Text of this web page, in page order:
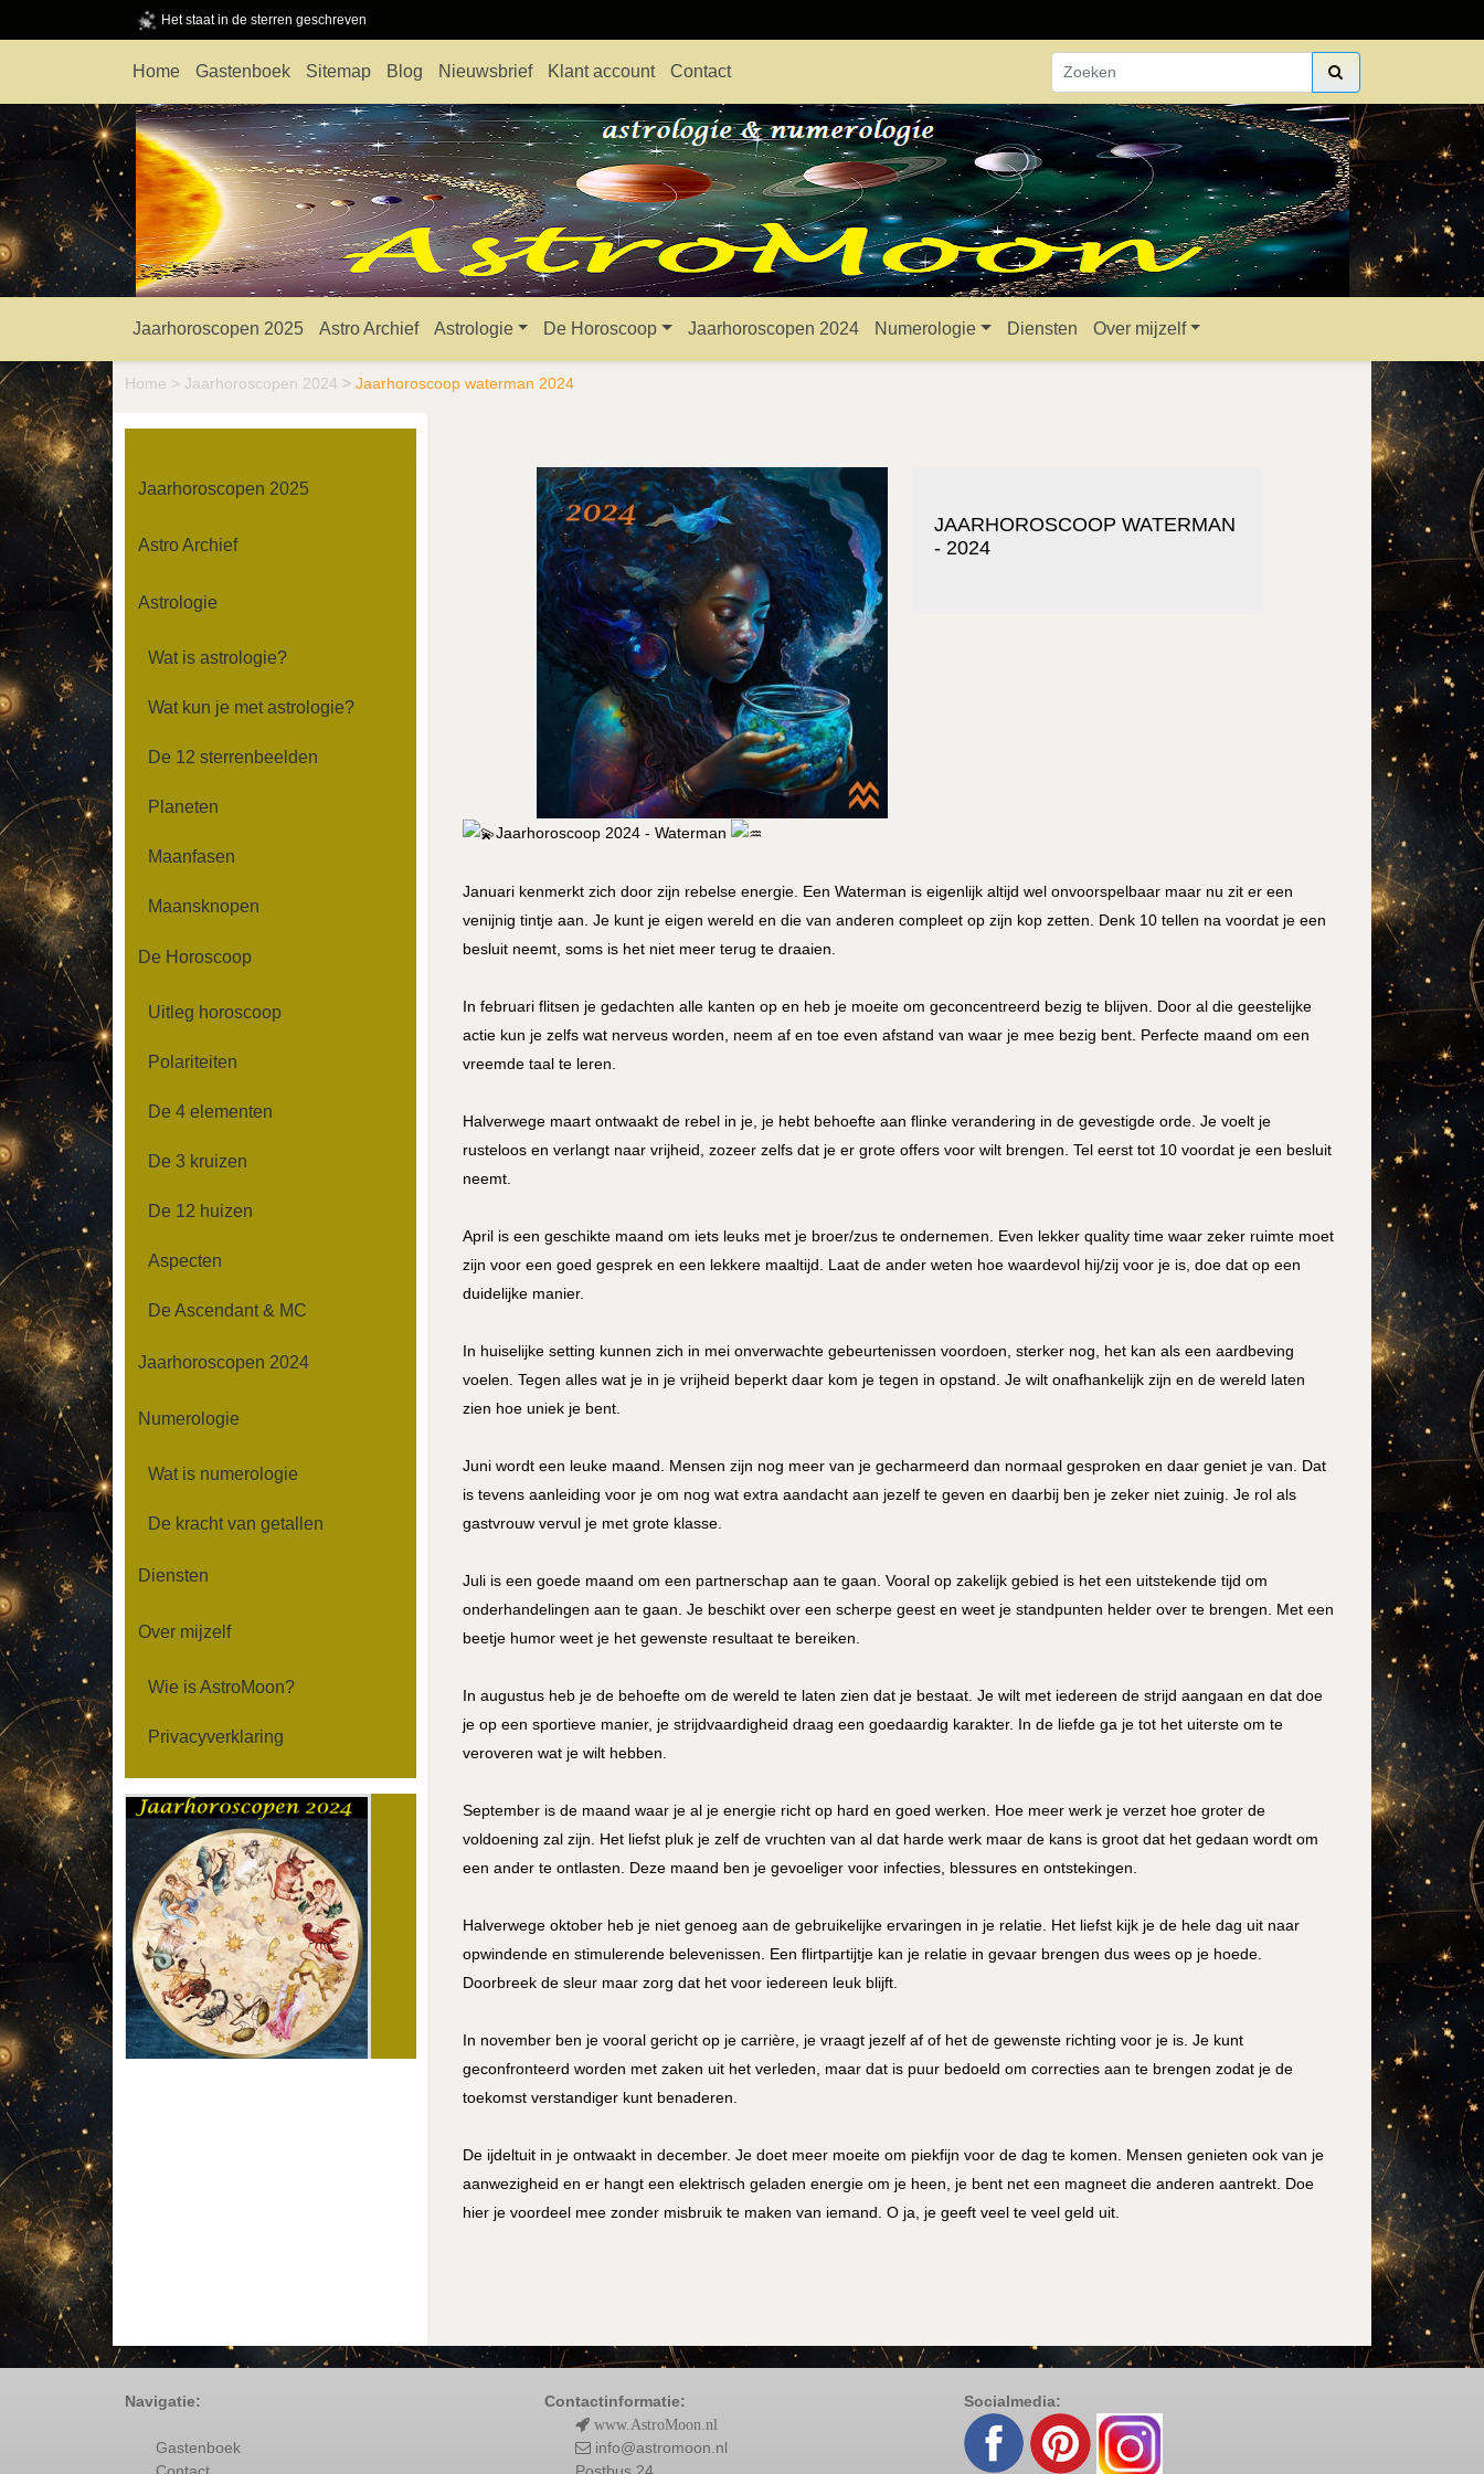
Het staat in de sterren geschreven
Home Gastenboek Sitemap Blog Nieuwsbrief Klant account Contact
Jaarhoroscopen 2025 Astro Archief Astrologie De Horoscoop Jaarhoroscopen 2024 Numerologie Diensten Over mijzelf
Home > Jaarhoroscopen 2024 > Jaarhoroscoop waterman 2024
Jaarhoroscopen 2025
Astro Archief
Astrologie
Wat is astrologie?
Wat kun je met astrologie?
De 12 sterrenbeelden
Planeten
Maanfasen
Maansknopen
De Horoscoop
Uitleg horoscoop
Polariteiten
De 4 elementen
De 3 kruizen
De 12 huizen
Aspecten
De Ascendant & MC
Jaarhoroscopen 2024
Numerologie
Wat is numerologie
De kracht van getallen
Diensten
Over mijzelf
Wie is AstroMoon?
Privacyverklaring
JAARHOROSCOOP WATERMAN
- 2024
Jaarhoroscoop 2024 - Waterman
Januari kenmerkt zich door zijn rebelse energie. Een Waterman is eigenlijk altijd wel onvoorspelbaar maar nu zit er een
venijnig tintje aan. Je kunt je eigen wereld en die van anderen compleet op zijn kop zetten. Denk 10 tellen na voordat je een
besluit neemt, soms is het niet meer terug te draaien.
In februari flitsen je gedachten alle kanten op en heb je moeite om geconcentreerd bezig te blijven. Door al die geestelijke
actie kun je zelfs wat nerveus worden, neem af en toe even afstand van waar je mee bezig bent. Perfecte maand om een
vreemde taal te leren.
Halverwege maart ontwaakt de rebel in je, je hebt behoefte aan flinke verandering in de gevestigde orde. Je voelt je
rusteloos en verlangt naar vrijheid, zozeer zelfs dat je er grote offers voor wilt brengen. Tel eerst tot 10 voordat je een besluit
neemt.
April is een geschikte maand om iets leuks met je broer/zus te ondernemen. Even lekker quality time waar zeker ruimte moet
zijn voor een goed gesprek en een lekkere maaltijd. Laat de ander weten hoe waardevol hij/zij voor je is, doe dat op een
duidelijke manier.
In huiselijke setting kunnen zich in mei onverwachte gebeurtenissen voordoen, sterker nog, het kan als een aardbeving
voelen. Tegen alles wat je in je vrijheid beperkt daar kom je tegen in opstand. Je wilt onafhankelijk zijn en de wereld laten
zien hoe uniek je bent.
Juni wordt een leuke maand. Mensen zijn nog meer van je gecharmeerd dan normaal gesproken en daar geniet je van. Dat
is tevens aanleiding voor je om nog wat extra aandacht aan jezelf te geven en daarbij ben je zeker niet zuinig. Je rol als
gastvrouw vervul je met grote klasse.
Juli is een goede maand om een partnerschap aan te gaan. Vooral op zakelijk gebied is het een uitstekende tijd om
onderhandelingen aan te gaan. Je beschikt over een scherpe geest en weet je standpunten helder over te brengen. Met een
beetje humor weet je het gewenste resultaat te bereiken.
In augustus heb je de behoefte om de wereld te laten zien dat je bestaat. Je wilt met iedereen de strijd aangaan en dat doe
je op een sportieve manier, je strijdvaardigheid draag een goedaardig karakter. In de liefde ga je tot het uiterste om te
veroveren wat je wilt hebben.
September is de maand waar je al je energie richt op hard en goed werken. Hoe meer werk je verzet hoe groter de
voldoening zal zijn. Het liefst pluk je zelf de vruchten van al dat harde werk maar de kans is groot dat het gedaan wordt om
een ander te ontlasten. Deze maand ben je gevoeliger voor infecties, blessures en ontstekingen.
Halverwege oktober heb je niet genoeg aan de gebruikelijke ervaringen in je relatie. Het liefst kijk je de hele dag uit naar
opwindende en stimulerende belevenissen. Een flirtpartijtje kan je relatie in gevaar brengen dus wees op je hoede.
Doorbreek de sleur maar zorg dat het voor iedereen leuk blijft.
In november ben je vooral gericht op je carrière, je vraagt jezelf af of het de gewenste richting voor je is. Je kunt
geconfronteerd worden met zaken uit het verleden, maar dat is puur bedoeld om correcties aan te brengen zodat je de
toekomst verstandiger kunt benaderen.
De ijdeltuit in je ontwaakt in december. Je doet meer moeite om piekfijn voor de dag te komen. Mensen genieten ook van je
aanwezigheid en er hangt een elektrisch geladen energie om je heen, je bent net een magneet die anderen aantrekt. Doe
hier je voordeel mee zonder misbruik te maken van iemand. O ja, je geeft veel te veel geld uit.
Navigatie:
Gastenboek
Contactinformatie:
www.AstroMoon.nl
info@astromoon.nl
Socialmedia: